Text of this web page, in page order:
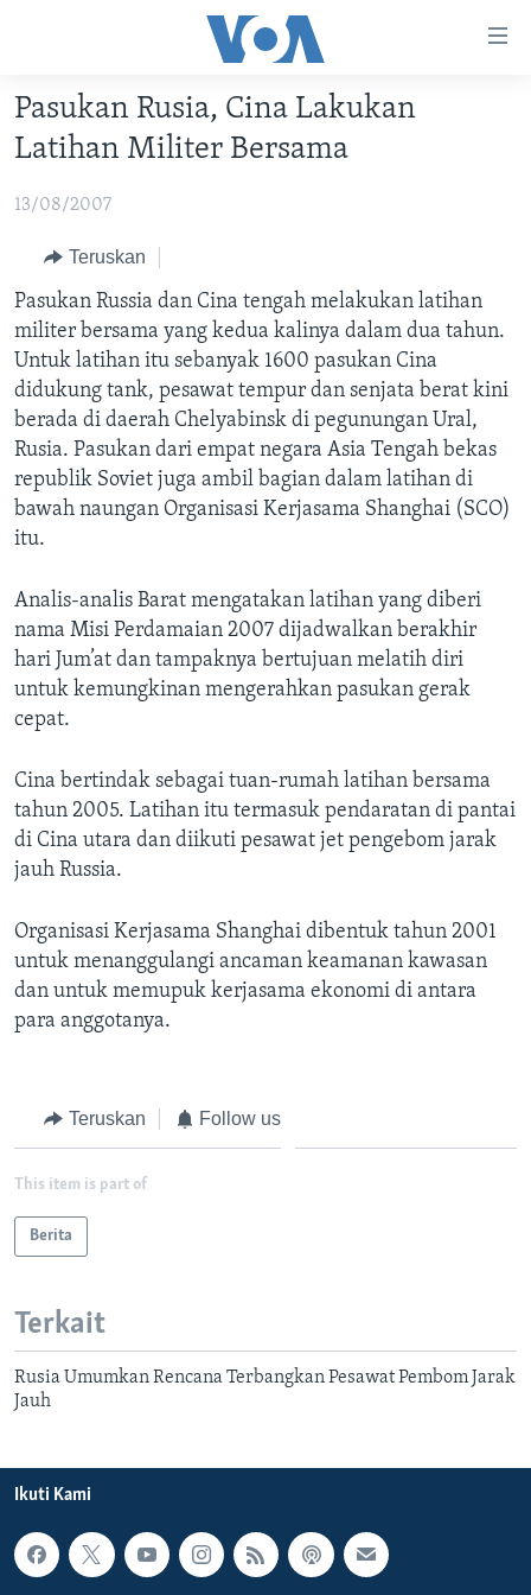
Akses
Lanjut
ke
Konten
Lanjut
Navigasi
Utama
Lanjut
ke
Pencarian
VIDEO
POLYGRAPH
DAFTAR PROGRAM
Learning English
IKUTI KAMI
Pasukan Rusia, Cina Lakukan
Latihan Militer Bersama
13/08/2007
Teruskan
Pasukan Russia dan Cina tengah melakukan latihan
militer bersama yang kedua kalinya dalam dua tahun.
Untuk latihan itu sebanyak 1600 pasukan Cina
didukung tank, pesawat tempur dan senjata berat kini
berada di daerah Chelyabinsk di pegunungan Ural,
Rusia. Pasukan dari empat negara Asia Tengah bekas
republik Soviet juga ambil bagian dalam latihan di
bawah naungan Organisasi Kerjasama Shanghai (SCO)
itu.
Analis-analis Barat mengatakan latihan yang diberi
nama Misi Perdamaian 2007 dijadwalkan berakhir
hari Jum’at dan tampaknya bertujuan melatih diri
untuk kemungkinan mengerahkan pasukan gerak
cepat.
Cina bertindak sebagai tuan-rumah latihan bersama
tahun 2005. Latihan itu termasuk pendaratan di pantai
di Cina utara dan diikuti pesawat jet pengebom jarak
jauh Russia.
Organisasi Kerjasama Shanghai dibentuk tahun 2001
untuk menanggulangi ancaman keamanan kawasan
dan untuk memupuk kerjasama ekonomi di antara
para anggotanya.
Teruskan Follow us
This item is part of
Berita
Terkait
Rusia Umumkan Rencana Terbangkan Pesawat Pembom Jarak
Jauh
Ikuti Kami